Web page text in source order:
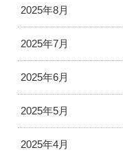
2025年8月
2025年7月
2025年6月
2025年5月
2025年4月